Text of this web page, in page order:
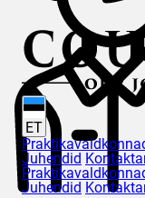
ET
Juhendid
Juhendid